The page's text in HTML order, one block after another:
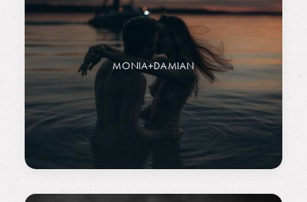
MONIA+DAMIAN